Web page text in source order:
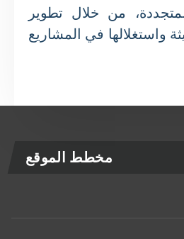
من خلال تطوير
واستغلالها في المشاريع
مخطط الموقع